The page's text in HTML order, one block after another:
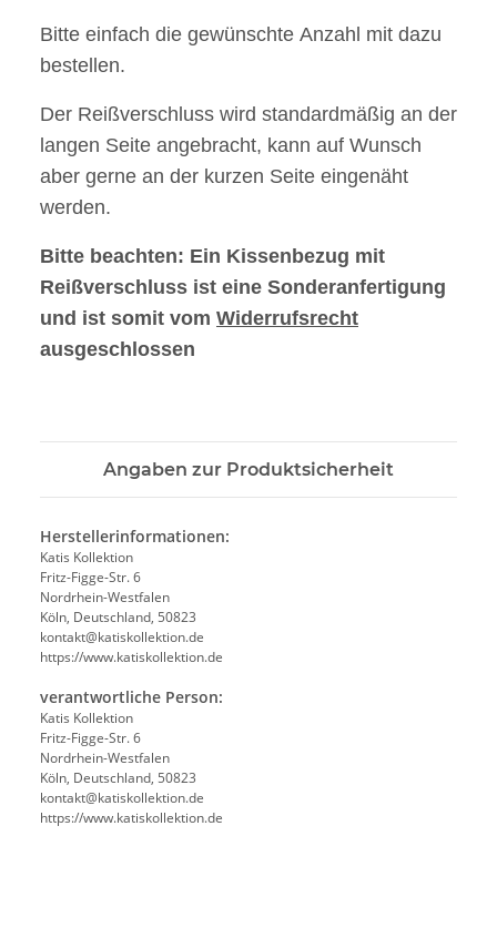
Bitte einfach die gewünschte Anzahl mit dazu
bestellen.
Der Reißverschluss wird standardmäßig an der
langen Seite angebracht, kann auf Wunsch
aber gerne an der kurzen Seite eingenäht
werden.
Bitte beachten: Ein Kissenbezug mit
Reißverschluss ist eine Sonderanfertigung
und ist somit vom Widerrufsrecht
ausgeschlossen
Angaben zur Produktsicherheit
Herstellerinformationen:
Katis Kollektion
Fritz-Figge-Str. 6
Nordrhein-Westfalen
Köln, Deutschland, 50823
kontakt@katiskollektion.de
https://www.katiskollektion.de
verantwortliche Person:
Katis Kollektion
Fritz-Figge-Str. 6
Nordrhein-Westfalen
Köln, Deutschland, 50823
kontakt@katiskollektion.de
https://www.katiskollektion.de